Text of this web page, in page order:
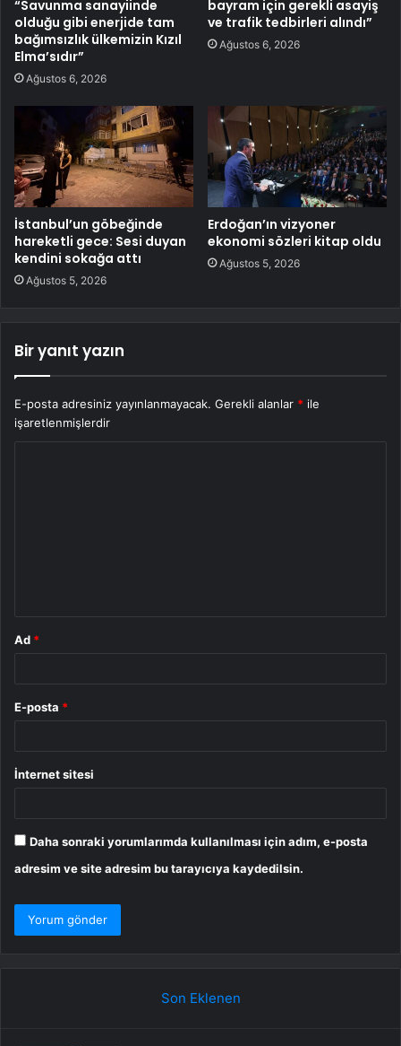
“Savunma sanayiinde
olduğu gibi enerjide tam
bağımsızlık ülkemizin Kızıl
Elma’sıdır”
Ağustos 6, 2026
bayram için gerekli asayiş
ve trafik tedbirleri alındı”
Ağustos 6, 2026
İstanbul’un göbeğinde
hareketli gece: Sesi duyan
kendini sokağa attı
Ağustos 5, 2026
Erdoğan’ın vizyoner
ekonomi sözleri kitap oldu
Ağustos 5, 2026
Bir yanıt yazın
E-posta adresiniz yayınlanmayacak. Gerekli alanlar * ile
işaretlenmişlerdir
Ad *
E-posta *
İnternet sitesi
Daha sonraki yorumlarımda kullanılması için adım, e-posta
adresim ve site adresim bu tarayıcıya kaydedilsin.
Son Eklenen